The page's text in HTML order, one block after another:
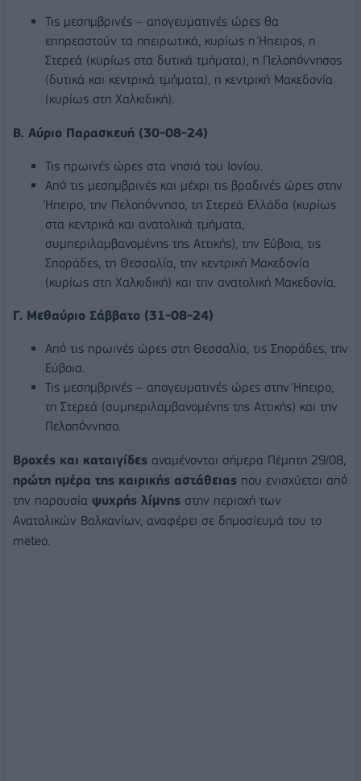
Τις μεσημβρινές – απογευματινές ώρες θα
επηρεαστούν τα ηπειρωτικά, κυρίως η Ήπειρος, η
Στερεά (κυρίως στα δυτικά τμήματα), η Πελοπόννησος
(δυτικά και κεντρικά τμήματα), η κεντρική Μακεδονία
(κυρίως στη Χαλκιδική).
Β. Αύριο Παρασκευή (30-08-24)
Τις πρωινές ώρες στα νησιά του Ιονίου.
Από τις μεσημβρινές και μέχρι τις βραδινές ώρες στην
Ήπειρο, την Πελοπόννησο, τη Στερεά Ελλάδα (κυρίως
στα κεντρικά και ανατολικά τμήματα,
συμπεριλαμβανομένης της Αττικής), την Εύβοια, τις
Σποράδες, τη Θεσσαλία, την κεντρική Μακεδονία
(κυρίως στη Χαλκιδική) και την ανατολική Μακεδονία.
Γ. Μεθαύριο Σάββατο (31-08-24)
Από τις πρωινές ώρες στη Θεσσαλία, τις Σποράδες, την
Εύβοια.
Τις μεσημβρινές – απογευματινές ώρες στην Ήπειρο,
τη Στερεά (συμπεριλαμβανομένης της Αττικής) και την
Πελοπόννησο.
Βροχές και καταιγίδες αναμένονται σήμερα Πέμπτη 29/08,
πρώτη ημέρα της καιρικής αστάθειας που ενισχύεται από
την παρουσία ψυχρής λίμνης στην περιοχή των
Ανατολικών Βαλκανίων, αναφέρει σε δημοσίευμά του το
meteo.